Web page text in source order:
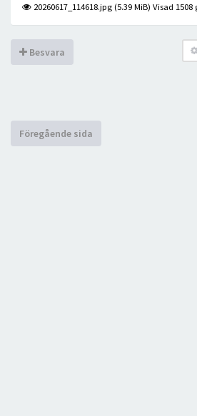
20260617_114618.jpg (5.39 MiB) Visad
Besvara
Föregående sida